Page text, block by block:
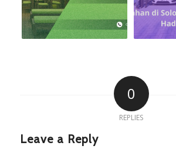
0
REPLIES
Leave a Reply